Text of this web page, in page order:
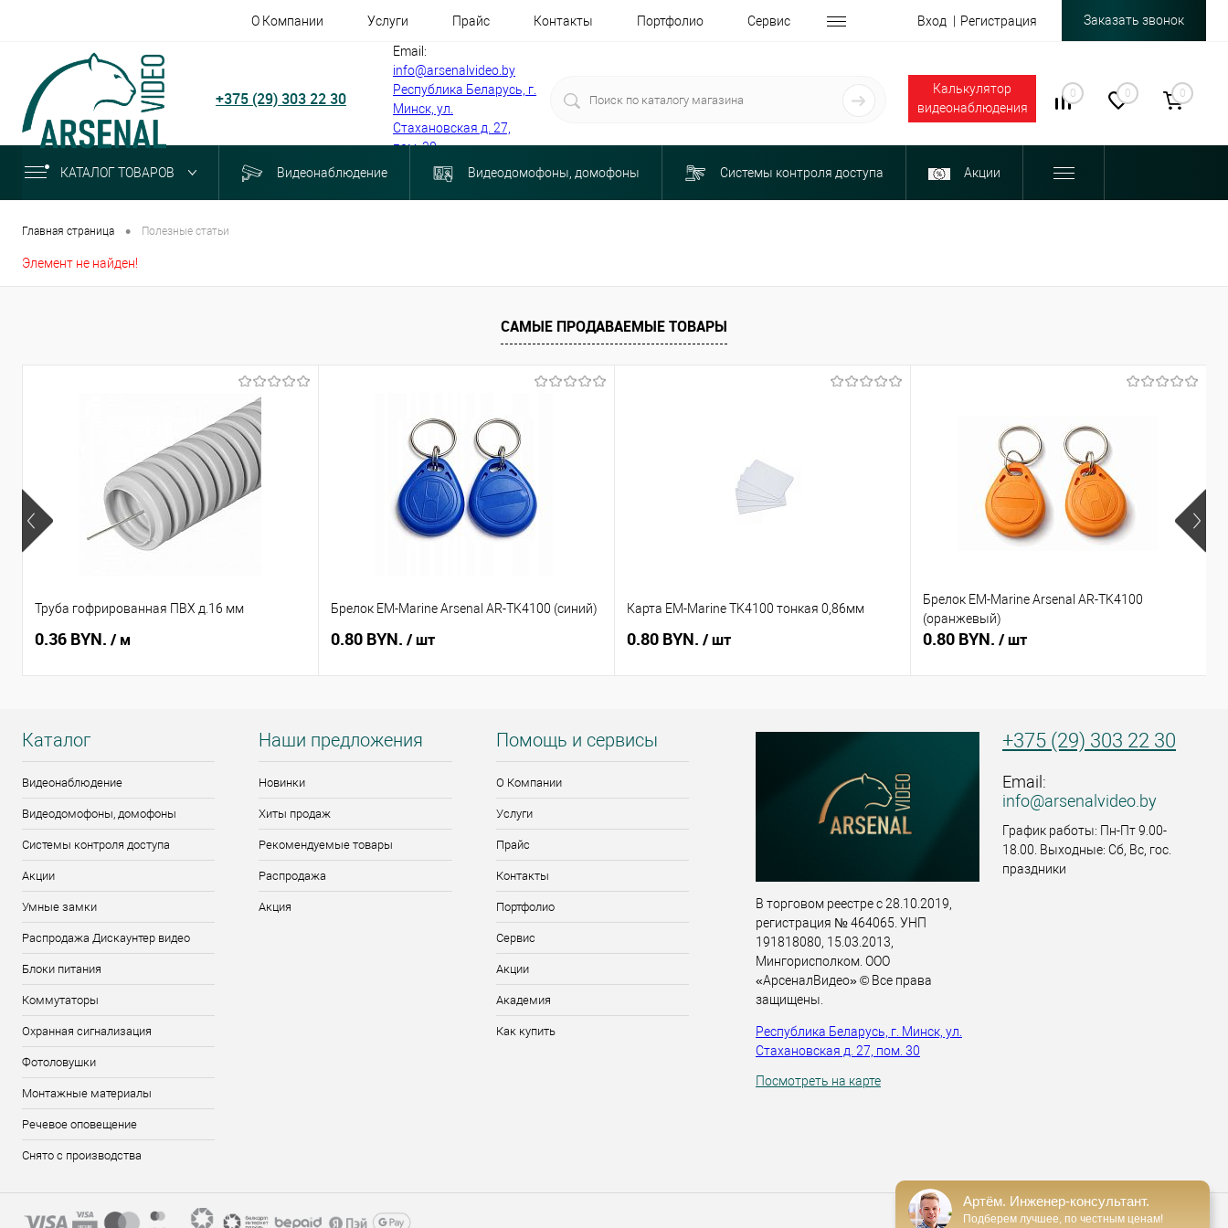
О Компании Услуги Прайс Контакты Портфолио Сервис Вход Регистрация Заказать звонок
+375 (29) 303 22 30
Email:
info@arsenalvideo.by
Республика Беларусь, г.
Минск, ул.
Стахановская д. 27,
пом. 30
Калькулятор
видеонаблюдения
0 0 0
КАТАЛОГ ТОВАРОВ Видеонаблюдение Видеодомофоны, домофоны Системы контроля доступа Акции
Главная страница • Полезные статьи
Элемент не найден!
САМЫЕ ПРОДАВАЕМЫЕ ТОВАРЫ
Труба гофрированная ПВХ д.16 мм
0.36 BYN. / м
Брелок EM-Marine Arsenal AR-TK4100 (синий)
0.80 BYN. / шт
Карта EM-Marine TK4100 тонкая 0,86мм
0.80 BYN. / шт
Брелок EM-Marine Arsenal AR-TK4100
(оранжевый)
0.80 BYN. / шт
Каталог
Видеонаблюдение
Видеодомофоны, домофоны
Системы контроля доступа
Акции
Умные замки
Распродажа Дискаунтер видео
Блоки питания
Коммутаторы
Охранная сигнализация
Фотоловушки
Монтажные материалы
Речевое оповещение
Снято с производства
Наши предложения
Новинки
Хиты продаж
Рекомендуемые товары
Распродажа
Акция
Помощь и сервисы
О Компании
Услуги
Прайс
Контакты
Портфолио
Сервис
Акции
Академия
Как купить
В торговом реестре с 28.10.2019,
регистрация № 464065. УНП
191818080, 15.03.2013,
Мингорисполком. ООО
«АрсеналВидео» © Все права
защищены.
Республика Беларусь, г. Минск, ул.
Стахановская д. 27, пом. 30
Посмотреть на карте
+375 (29) 303 22 30
Email:
info@arsenalvideo.by
График работы: Пн-Пт 9.00-
18.00. Выходные: Сб, Вс, гос.
праздники
Артём. Инженер-консультант.
Подберем лучшее, по честным ценам!